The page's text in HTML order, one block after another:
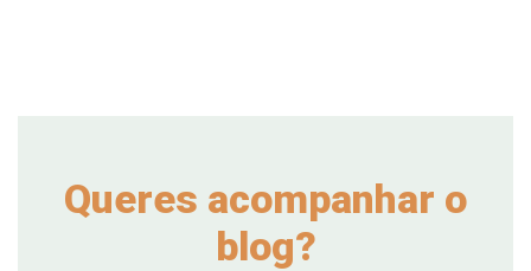
Queres acompanhar o
blog?